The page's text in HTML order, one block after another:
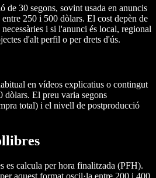
de 30 segons, sovint usada en anuncis
250 i 500 dòlars. El cost depèn de
i si l'anunci és local, regional
d'alt perfil o per drets d'ús.
en vídeos explicatius o contingut
dòlars. El preu varia segons
total) i el nivell de postproducció
es calcula per hora finalitzada (PFH).